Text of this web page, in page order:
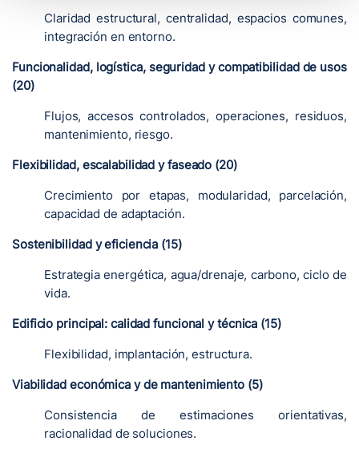
Claridad estructural, centralidad, espacios comunes,
integración en entorno.
Funcionalidad, logística, seguridad y compatibilidad de usos
(20)
Flujos, accesos controlados, operaciones, residuos,
mantenimiento, riesgo.
Flexibilidad, escalabilidad y faseado (20)
Crecimiento por etapas, modularidad, parcelación,
capacidad de adaptación.
Sostenibilidad y eficiencia (15)
Estrategia energética, agua/drenaje, carbono, ciclo de
vida.
Edificio principal: calidad funcional y técnica (15)
Flexibilidad, implantación, estructura.
Viabilidad económica y de mantenimiento (5)
Consistencia de estimaciones orientativas,
racionalidad de soluciones.